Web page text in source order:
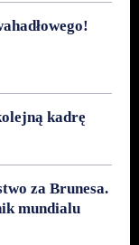
kadrę
za Brunesa.
mundialu